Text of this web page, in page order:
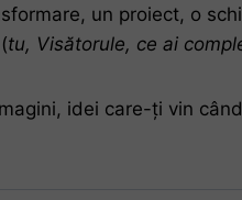
un proiect, o
tu, Visătorule, ce ai
idei care-ți vin